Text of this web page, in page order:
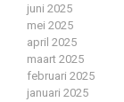
juni 2025
mei 2025
april 2025
maart 2025
februari 2025
januari 2025